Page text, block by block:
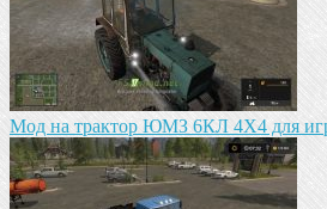
Мод на трактор ЮМЗ 6КЛ 4X4 для